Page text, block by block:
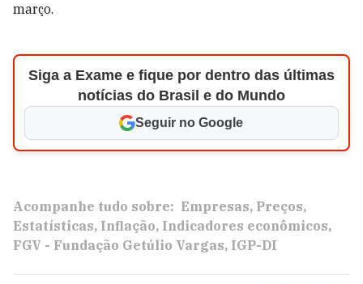
março.
Siga a Exame e fique por dentro das últimas
notícias do Brasil e do Mundo
Seguir no Google
Acompanhe tudo sobre: Empresas Preços
Estatísticas Inflação Indicadores econômicos
FGV - Fundação Getúlio Vargas IGP-DI